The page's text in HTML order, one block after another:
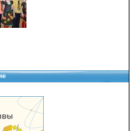
образования
только с разрешения